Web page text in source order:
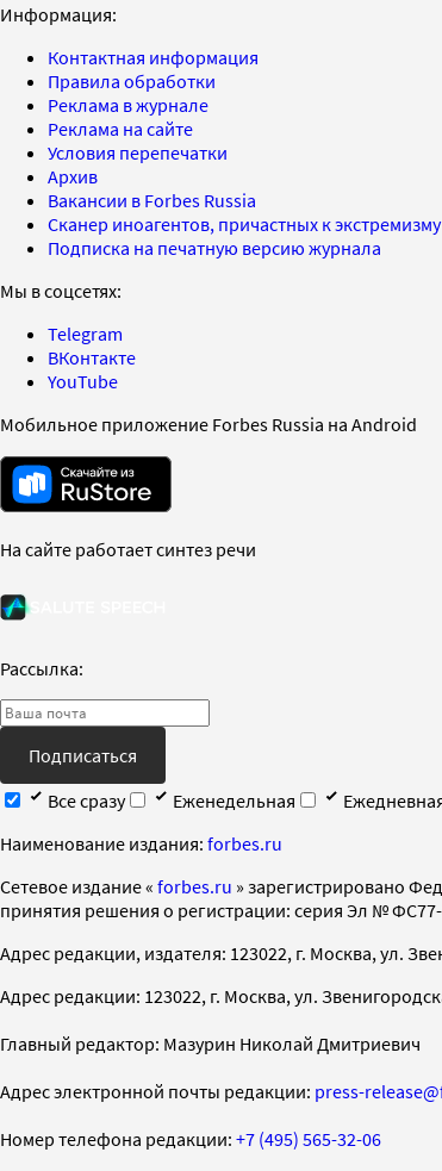
Информация:
Контактная информация
Правила обработки
Реклама в журнале
Реклама на сайте
Условия перепечатки
Архив
Вакансии в Forbes Russia
Сканер иноагентов, причастных к
Подписка на печатную версию журнала
Мы в соцсетях:
Telegram
ВКонтакте
YouTube
Мобильное приложение Forbes Russia на Android
На сайте работает синтез речи
Рассылка:
Подписаться
Все сразу
Еженедельная
Наименование издания: forbes.ru
Cетевое издание « forbes.ru » зарегистрировано
принятия решения о регистрации: серия Эл № ФС77-
Адрес редакции, издателя: 123022, г. Москва, ул.
Адрес редакции: 123022, г. Москва, ул.
Главный редактор: Мазурин Николай Дмитриевич
Адрес электронной почты редакции: press-
Номер телефона редакции: +7 (495) 565-32-06